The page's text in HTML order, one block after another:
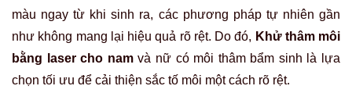
màu ngay từ khi sinh ra, các phương pháp tự nhiên gần
như không mang lại hiệu quả rõ rệt. Do đó, Khử thâm môi
bằng laser cho namvà nữ có môi thâm bẩm sinh là lựa
chọn tối ưu để cải thiện sắc tố môi một cách rõ rệt.